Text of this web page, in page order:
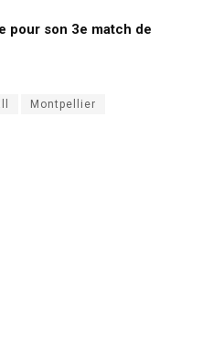
pour son 3e match de
Montpellier